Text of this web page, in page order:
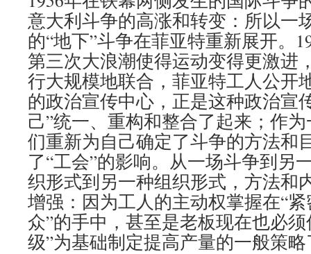
意大利斗争的高涨和转变：所以一
的“地下”斗争在菲亚特重新展开。
第三次大浪潮使得运动变得更激进
行大规模地联合，菲亚特工人公开
的政治宣传中心，正是这种政治宣
己”统一、重构和整合了起来；作
们重新为自己确定了斗争的方法和
了“工会”的影响。从一场斗争到另
织形式到另一种组织形式，方法和
增强：因为工人的主动权掌握在“
众”的手中，甚至是老板现在也必
级”为基础制定提高产量的一般策